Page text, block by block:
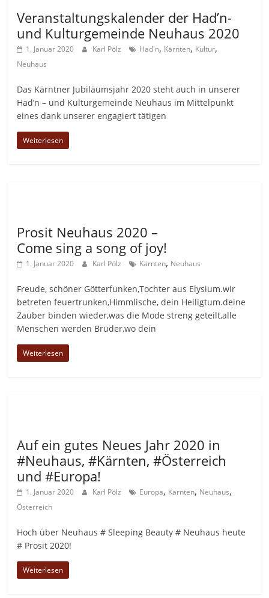
Veranstaltungskalender der Had’n-
und Kulturgemeinde Neuhaus 2020
1. Januar 2020 Karl Pölz Had'n, Kärnten, Kultur,
Neuhaus
Das Kärntner Jubiläumsjahr 2020 steht auch in unserer
Had’n – und Kulturgemeinde Neuhaus im Mittelpunkt
eines dank unserer engagiert tätigen
Weiterlesen
Prosit Neuhaus 2020 –
Come sing a song of joy!
1. Januar 2020 Karl Pölz Kärnten, Neuhaus
Freude, schöner Götterfunken,Tochter aus Elysium.wir
betreten feuertrunken,Himmlische, dein Heiligtum.deine
Zauber binden wieder,was die Mode streng geteilt,alle
Menschen werden Brüder,wo dein
Weiterlesen
Auf ein gutes Neues Jahr 2020 in
#Neuhaus, #Kärnten, #Österreich
und #Europa!
1. Januar 2020 Karl Pölz Europa, Kärnten, Neuhaus,
Österreich
Hoch über Neuhaus # Sleeping Beauty # Neuhaus heute
# Prosit 2020!
Weiterlesen